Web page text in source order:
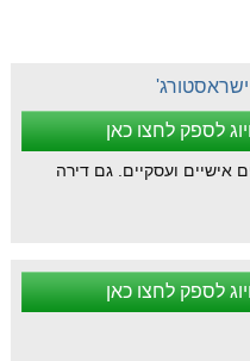
לספק לחצו כאן
אישיים ועסקיים. גם דירה
לספק לחצו כאן